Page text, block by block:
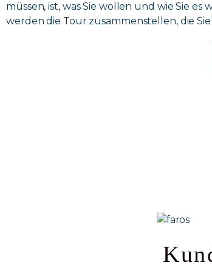
müssen, ist, was Sie wollen und wie Sie es
werden die Tour zusammenstellen, die